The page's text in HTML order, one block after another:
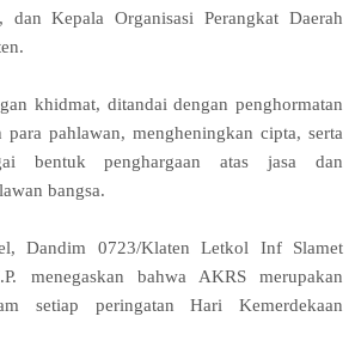
Kepala Organisasi Perangkat Daerah
khidmat, ditandai dengan penghormatan
para pahlawan, mengheningkan cipta, serta
bentuk penghargaan atas jasa dan
bangsa.
Dandim 0723/Klaten Letkol Inf Slamet
menegaskan bahwa AKRS merupakan
setiap peringatan Hari Kemerdekaan